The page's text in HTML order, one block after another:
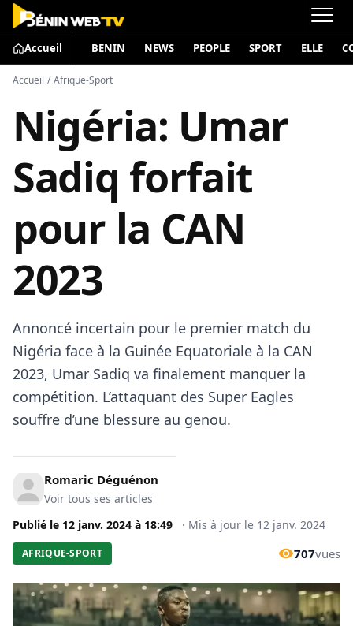
Accueil BENIN NEWS PEOPLE SPORT ELLE
Accueil / Afrique-Sport
Nigéria: Umar
Sadiq forfait
pour la CAN
2023
Annoncé incertain pour le premier match du
Nigéria face à la Guinée Equatoriale à la CAN
2023, Umar Sadiq va finalement manquer la
compétition. L’attaquant des Super Eagles
souffre d’une blessure au genou.
Romaric Déguénon
Voir tous ses articles
Publié le 12 janv. 2024 à 18:49 · Mis à jour le 12 janv. 2024
AFRIQUE-SPORT 707vues